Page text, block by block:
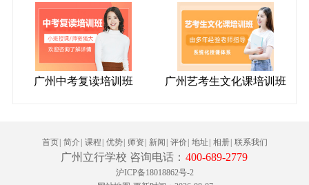
广州中考复读培训班 广州艺考生文化课培训班
首页 简介 课程 优势 师资 新闻 评价 地址 相册 联系我们
广州立行学校‌ 咨询电话： 400-689-2779
沪ICP备18018862号-2